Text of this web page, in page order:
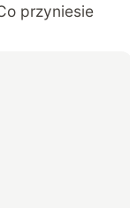
przyniesie